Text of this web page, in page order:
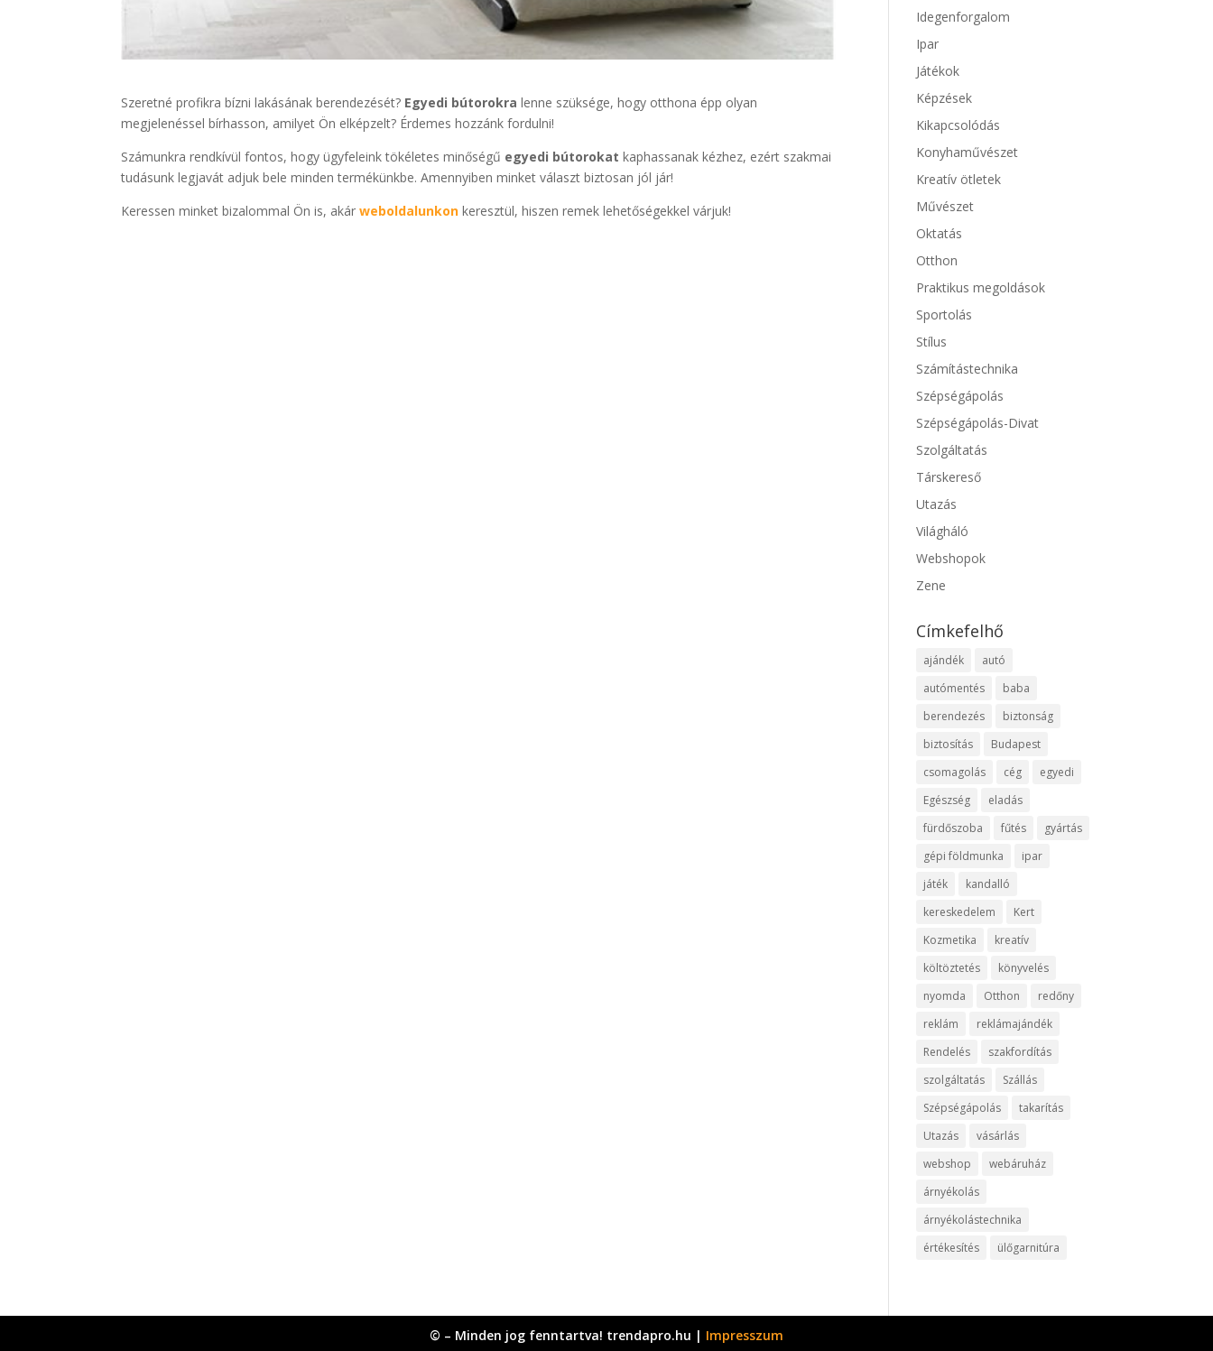
Szeretné profikra bízni lakásának berendezését? Egyedi bútorokra lenne szüksége, hogy otthona épp olyan
megjelenéssel bírhasson, amilyet Ön elképzelt? Érdemes hozzánk fordulni!
Számunkra rendkívül fontos, hogy ügyfeleink tökéletes minőségű egyedi bútorokat kaphassanak kézhez, ezért szakmai
tudásunk legjavát adjuk bele minden termékünkbe. Amennyiben minket választ biztosan jól jár!
Keressen minket bizalommal Ön is, akárweboldalunkon keresztül, hiszen remek lehetőségekkel várjuk!
Idegenforgalom
Ipar
Játékok
Képzések
Kikapcsolódás
Konyhaművészet
Kreatív ötletek
Művészet
Oktatás
Otthon
Praktikus megoldások
Sportolás
Stílus
Számítástechnika
Szépségápolás
Szépségápolás-Divat
Szolgáltatás
Társkereső
Utazás
Világháló
Webshopok
Zene
Címkefelhő
ajándék
autó
autómentés
baba
berendezés
biztonság
biztosítás
Budapest
csomagolás
cég
egyedi
Egészség
eladás
fürdőszoba
fűtés
gyártás
gépi földmunka
ipar
játék
kandalló
kereskedelem
Kert
Kozmetika
kreatív
költöztetés
könyvelés
nyomda
Otthon
redőny
reklám
reklámajándék
Rendelés
szakfordítás
szolgáltatás
Szállás
Szépségápolás
takarítás
Utazás
vásárlás
webshop
webáruház
árnyékolás
árnyékolástechnika
értékesítés
ülőgarnitúra
© – Minden jog fenntartva! trendapro.hu | Impresszum